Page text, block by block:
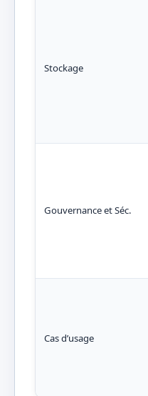
Stockage
Gouvernance et Séc.
Cas d’usage